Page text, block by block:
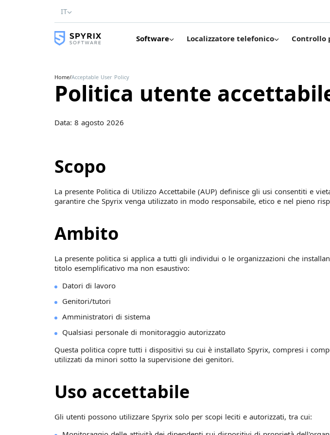
IT
Software Localizzatore telefonico Controllo
Home/Acceptable User Policy
Politica utente
Data: 8 agosto 2026
Scopo
La presente Politica di Utilizzo Accettabile (AUP) definisce gli usi consentiti e
garantire che Spyrix venga utilizzato in modo responsabile, etico e nel pieno
Ambito
La presente politica si applica a tutti gli individui o le organizzazioni che
titolo esemplificativo ma non esaustivo:
Datori di lavoro
Genitori/tutori
Amministratori di sistema
Qualsiasi personale di monitoraggio autorizzato
Questa politica copre tutti i dispositivi su cui è installato Spyrix, compresi i
utilizzati da minori sotto la supervisione dei genitori.
Uso accettabile
Gli utenti possono utilizzare Spyrix solo per scopi leciti e autorizzati, tra cui: